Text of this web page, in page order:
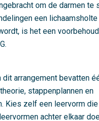
om de darmen te
een lichaamsholte
is het een
dit arrangement bevatten
stappenplannen en
Kies zelf een leervorm die
achter elkaar